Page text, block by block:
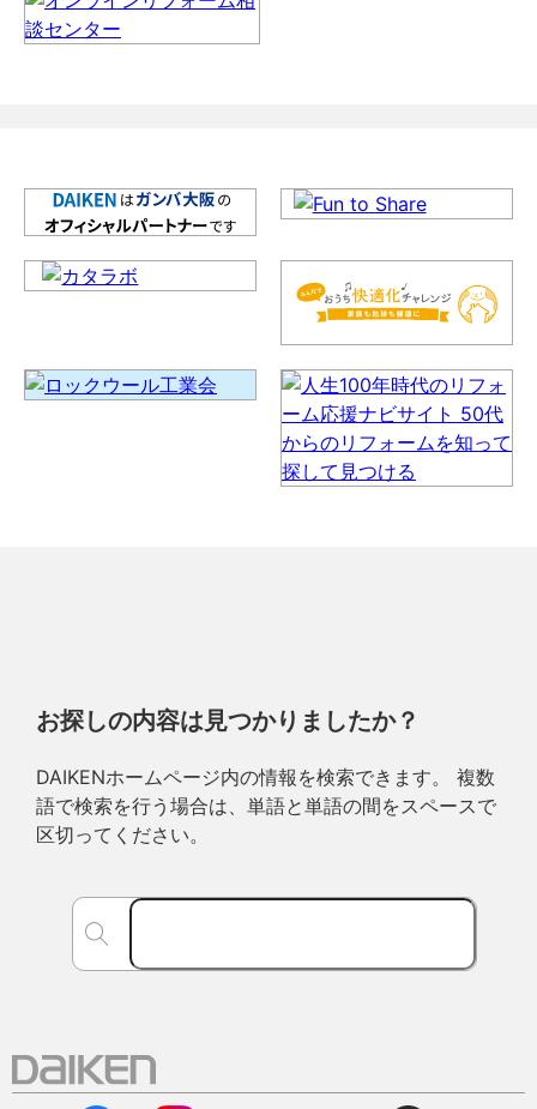
お探しの内容は見つかりましたか？
DAIKENホームページ内の情報を検索できます。 複数
語で検索を行う場合は、単語と単語の間をスペースで
区切ってください。